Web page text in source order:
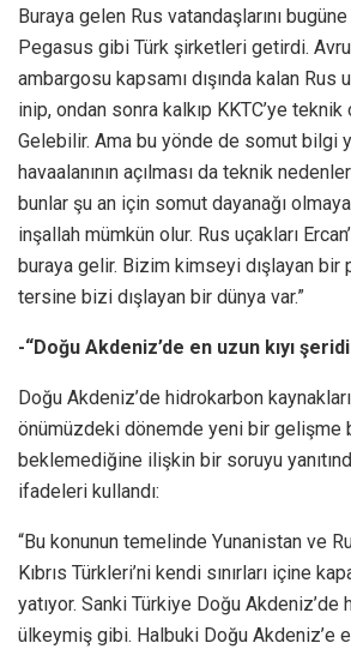
Buraya gelen Rus vatandaşlarını
Pegasus gibi Türk şirketleri getirdi.
ambargosu kapsamı dışında kalan Rus
inip, ondan sonra kalkıp KKTC’ye
Gelebilir. Ama bu yönde de somut bilgi
havaalanının açılması da teknik
bunlar şu an için somut dayanağı
inşallah mümkün olur. Rus uçakları
buraya gelir. Bizim kimseyi dışlayan bir
tersine bizi dışlayan bir dünya var.”
-“Doğu Akdeniz’de en uzun kıyı
Doğu Akdeniz’de hidrokarbon
önümüzdeki dönemde yeni bir gelişme
beklemediğine ilişkin bir soruyu
ifadeleri kullandı:
“Bu konunun temelinde Yunanistan ve
Kıbrıs Türkleri’ni kendi sınırları içine
yatıyor. Sanki Türkiye Doğu Akdeniz’de
ülkeymiş gibi. Halbuki Doğu Akdeniz’e